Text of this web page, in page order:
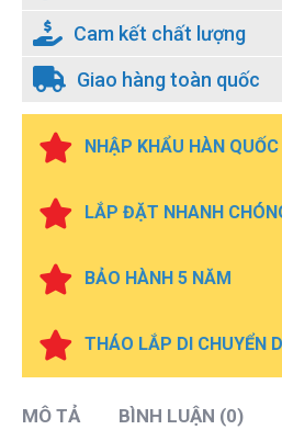
Cam kết chất lượng
Giao hàng toàn quốc
NHẬP KHẨU HÀN QUỐC
LẮP ĐẶT NHANH
BẢO HÀNH 5 NĂM
THÁO LẮP DI CHUYỂN
MÔ TẢ BÌNH LUẬN (0)